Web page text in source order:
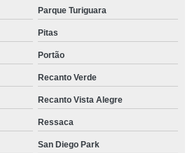
Mirizola
telefone Jardim Nova Cotia
empresa contato Jardim Rosalina
Parque Turiguara
Pitas
Portão
Recanto Verde
Recanto Vista Alegre
Ressaca
San Diego Park